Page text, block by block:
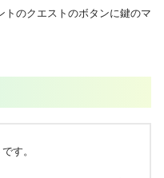
のクエストのボタンに鍵のマ
す。